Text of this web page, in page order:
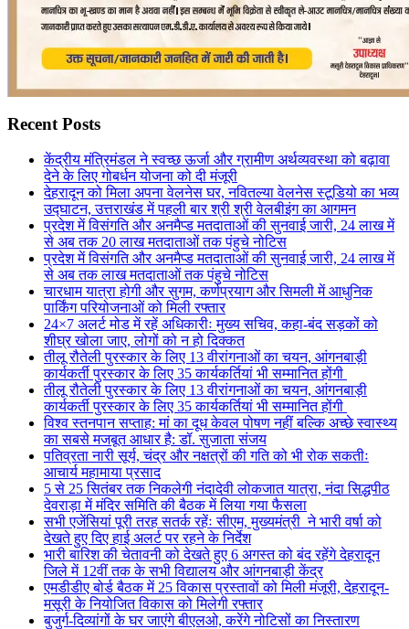
Recent Posts
केंद्रीय मंत्रिमंडल ने स्वच्छ ऊर्जा और ग्रामीण अर्थव्यवस्था को बढ़ावा
देने के लिए गोबर्धन योजना को दी मंजूरी
देहरादून को मिला अपना वेलनेस घर, नवितल्या वेलनेस स्टूडियो का भव्य
उद्घाटन, उत्तराखंड में पहली बार श्री श्री वेलबीइंग का आगमन
प्रदेश में विसंगति और अनमैप्ड मतदाताओं की सुनवाई जारी, 24 लाख में
से अब तक 20 लाख मतदाताओं तक पंहुचे नोटिस
प्रदेश में विसंगति और अनमैप्ड मतदाताओं की सुनवाई जारी, 24 लाख में
से अब तक लाख मतदाताओं तक पंहुचे नोटिस
चारधाम यात्रा होगी और सुगम, कर्णप्रयाग और सिमली में आधुनिक
पार्किंग परियोजनाओं को मिली रफ्तार
24×7 अलर्ट मोड में रहें अधिकारीः मुख्य सचिव, कहा-बंद सड़कों को
शीघ्र खोला जाए, लोगों को न हो दिक्कत
तीलू रौतेली पुरस्कार के लिए 13 वीरांगनाओं का चयन, आंगनबाड़ी
कार्यकर्ती पुरस्कार के लिए 35 कार्यकर्तियां भी सम्मानित होंगी
तीलू रौतेली पुरस्कार के लिए 13 वीरांगनाओं का चयन, आंगनबाड़ी
कार्यकर्ती पुरस्कार के लिए 35 कार्यकर्तियां भी सम्मानित होंगी
विश्व स्तनपान सप्ताह: मां का दूध केवल पोषण नहीं बल्कि अच्छे स्वास्थ्य
का सबसे मजबूत आधार है: डॉ. सुजाता संजय
पतिव्रता नारी सूर्य, चंद्र और नक्षत्रों की गति को भी रोक सकतीः
आचार्य महामाया प्रसाद
5 से 25 सितंबर तक निकलेगी नंदादेवी लोकजात यात्रा, नंदा सिद्धपीठ
देवराड़ा में मंदिर समिति की बैठक में लिया गया फैसला
सभी एजेंसियां पूरी तरह सतर्क रहेंः सीएम, मुख्यमंत्री ने भारी वर्षा को
देखते हुए दिए हाई अलर्ट पर रहने के निर्देश
भारी बारिश की चेतावनी को देखते हुए 6 अगस्त को बंद रहेंगे देहरादून
जिले में 12वीं तक के सभी विद्यालय और आंगनबाड़ी केंद्र
एमडीडीए बोर्ड बैठक में 25 विकास प्रस्तावों को मिली मंजूरी, देहरादून-
मसूरी के नियोजित विकास को मिलेगी रफ्तार
बुजुर्ग-दिव्यांगों के घर जाएंगे बीएलओ, करेंगे नोटिसों का निस्तारण